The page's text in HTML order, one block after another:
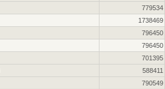
779534
1738469
796450
796450
701395
588411
790549